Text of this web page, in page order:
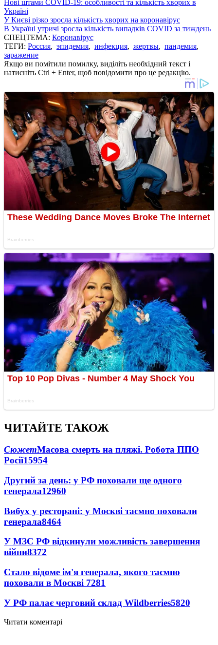
Нові штами COVID-19: особливості та кількість хворих в
Україні
У Києві різко зросла кількість хворих на коронавірус
В Україні утричі зросла кількість випадків COVID за тиждень
СПЕЦТЕМА: Коронавірус
ТЕГИ: Россия, эпидемия, инфекция, жертвы, пандемия,
заражение
Якщо ви помітили помилку, виділіть необхідний текст і
натисніть Ctrl + Enter, щоб повідомити про це редакцію.
ЧИТАЙТЕ ТАКОЖ
СюжетМасова смерть на пляжі. Робота ППО
Росії15954
Другий за день: у РФ поховали ще одного
генерала12960
Вибух у ресторані: у Москві таємно поховали
генерала8464
У МЗС РФ відкинули можливість завершення
війни8372
Стало відоме ім'я генерала, якого таємно
поховали в Москві 7281
У РФ палає черговий склад Wildberries5820
Читати коментарі